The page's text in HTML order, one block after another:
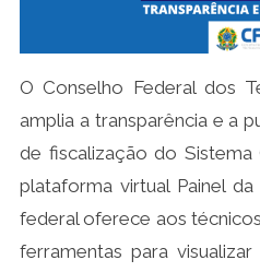
O Conselho Federal dos
amplia a transparência e a
de fiscalização do
plataforma virtual Painel
federal oferece aos
ferramentas para